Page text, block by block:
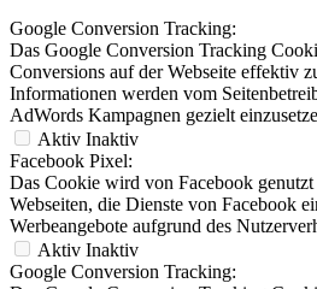
Google Conversion Tracking:
Das Google Conversion Tracking
Conversions auf der Webseite effektiv
Informationen werden vom
AdWords Kampagnen gezielt
Aktiv Inaktiv
Facebook Pixel:
Das Cookie wird von Facebook
Webseiten, die Dienste von Facebook
Werbeangebote aufgrund des
Aktiv Inaktiv
Google Conversion Tracking: